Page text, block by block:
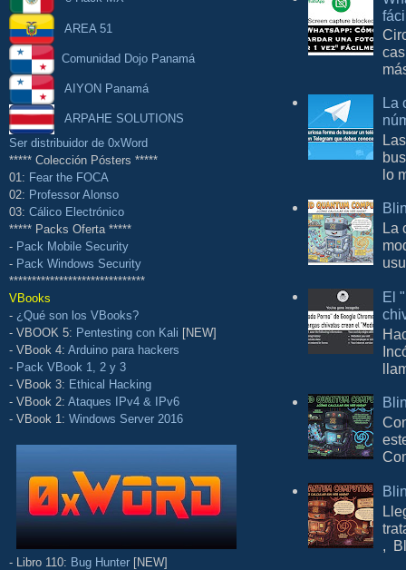
AREA 51
Comunidad Dojo Panamá
AIYON Panamá
ARPAHE SOLUTIONS
Ser distribuidor de 0xWord
***** Colección Pósters *****
01: Fear the FOCA
02: Professor Alonso
03: Cálico Electrónico
***** Packs Oferta *****
- Pack Mobile Security
- Pack Windows Security
******************************
VBooks
- ¿Qué son los VBooks?
- VBOOK 5: Pentesting con Kali [NEW]
- VBook 4: Arduino para hackers
- Pack VBook 1, 2 y 3
- VBook 3: Ethical Hacking
- VBook 2: Ataques IPv4 & IPv6
- VBook 1: Windows Server 2016
- Libro 110: Bug Hunter [NEW]
La
lo
La
El
,